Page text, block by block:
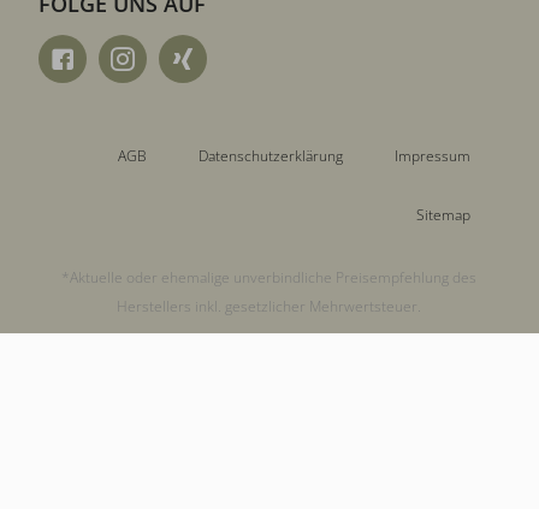
AGB Datenschutzerklärung Impressum
Sitemap
*Aktuelle oder ehemalige unverbindliche Preisempfehlung des
Herstellers inkl. gesetzlicher Mehrwertsteuer.